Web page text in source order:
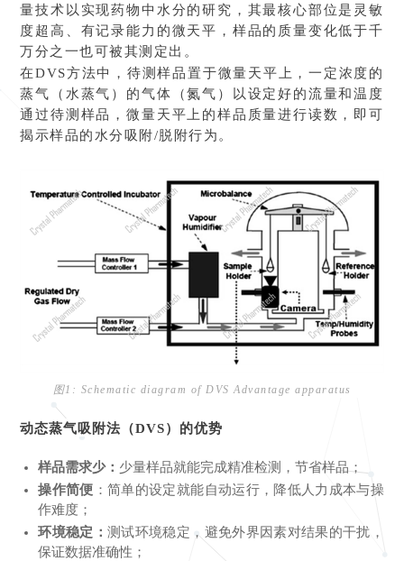
量技术以实现药物中水分的研究，其最核心部位是灵敏
度超高、有记录能力的微天平，样品的质量变化低于千
万分之一也可被其测定出。
在DVS方法中，待测样品置于微量天平上，一定浓度的
蒸气（水蒸气）的气体（氮气）以设定好的流量和温度
通过待测样品，微量天平上的样品质量进行读数，即可
揭示样品的水分吸附/脱附行为。
图1: Schematic diagram of DVS Advantage apparatus
动态蒸气吸附法（DVS）的优势
样品需求少： 少量样品就能完成精准检测，节省样品；
操作简便 ：简单的设定就能自动运行，降低人力成本与操
作难度；
环境稳定：测试环境稳定，避免外界因素对结果的干扰，
保证数据准确性；